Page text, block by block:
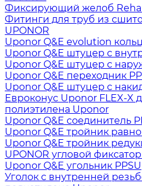
Фиксирующий желоб
Фитинги для труб из
UPONOR
Uponor Q&E evolution
Uponor Q&E штуцер с
Uponor Q&E штуцер с
Uponor Q&E переходник
Uponor Q&E штуцер с
Евроконус Uponor FLEX-X
полиэтилена Uponor
Uponor Q&E соединитель
Uponor Q&E тройник
Uponor Q&E тройник
UPONOR угловой
Uponor Q&E угольник PPSU
Уголок с внутренней